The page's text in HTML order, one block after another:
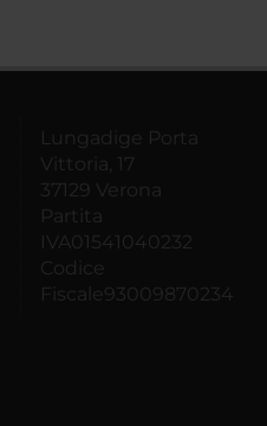
Lungadige Porta
Vittoria, 17
37129 Verona
Partita
IVA01541040232
Codice
Fiscale93009870234